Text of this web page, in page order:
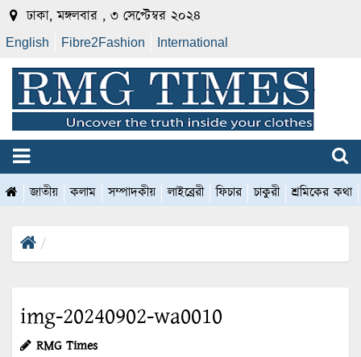
ঢাকা, মঙ্গলবার , ৩ সেপ্টেম্বর ২০২৪
English Fibre2Fashion International
জাতীয় কলাম সম্পাদকীয় লাইব্রেরী ফিচার চাকুরী শ্রমিকের কথা
img-20240902-wa0010
RMG Times